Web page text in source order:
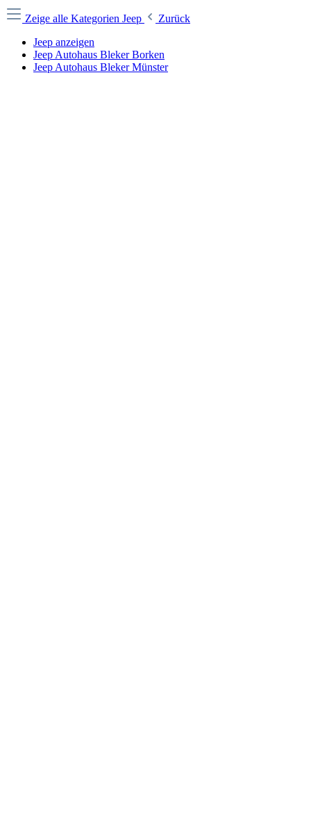
Zeige alle Kategorien Jeep
Zurück
Jeep anzeigen
Jeep Autohaus Bleker Borken
Jeep Autohaus Bleker Münster